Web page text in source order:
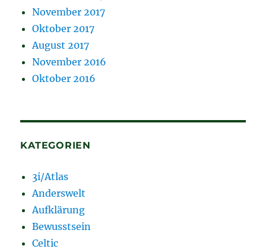
November 2017
Oktober 2017
August 2017
November 2016
Oktober 2016
KATEGORIEN
3i/Atlas
Anderswelt
Aufklärung
Bewusstsein
Celtic